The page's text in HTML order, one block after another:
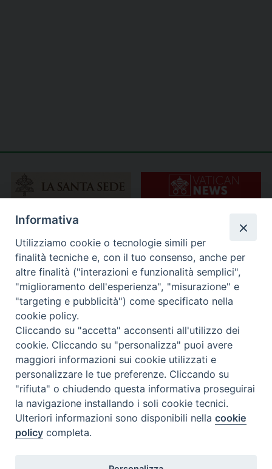
Informativa
Utilizziamo cookie o tecnologie simili per
finalità tecniche e, con il tuo consenso, anche per
altre finalità ("interazioni e funzionalità semplici",
"miglioramento dell'esperienza", "misurazione" e
"targeting e pubblicità") come specificato nella
cookie policy.
Cliccando su "accetta" acconsenti all'utilizzo dei
cookie. Cliccando su "personalizza" puoi avere
maggiori informazioni sui cookie utilizzati e
personalizzare le tue preferenze. Cliccando su
"rifiuta" o chiudendo questa informativa proseguirai
la navigazione installando i soli cookie tecnici.
Ulteriori informazioni sono disponibili nellacookie
policy completa.